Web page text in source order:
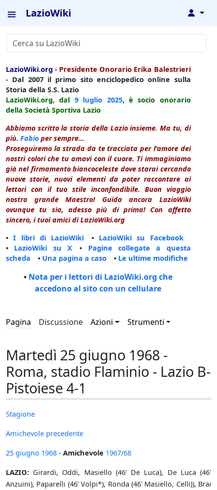
LazioWiki ↓
LazioWiki.org - Presidente Onorario Erika Balestrieri
- Dal 2007 il primo sito enciclopedico online sulla
Storia della S.S. Lazio
LazioWiki.org, dal 9 luglio 2025, è socio onorario
della Società Sportiva Lazio
Abbiamo scritto la storia della Lazio insieme. Ma tu, di
più. Fabio per sempre...
Proseguiremo la strada da te tracciata per l'amore dei
nostri colori che tu amavi con il cuore. Ti immaginiamo
già nel firmamento biancoceleste dove starai cercando
nuove storie, nuovi elementi da poter raccontare ai
lettori con il tuo stile inconfondibile. Buon viaggio
nostro grande Maestro! Guida ancora LazioWiki
ovunque tu sia, adesso più di prima! Con affetto
sincero, i tuoi amici di LazioWiki.org
•I libri di LazioWiki • LazioWiki su Facebook
• LazioWiki su X • Pagine collegate a questa
scheda • Una pagina a caso • Le ultime modifiche
• Nota per i lettori di LazioWiki.org che
accedono al sito con un cellulare
Pagina Discussione Azioni Strumenti
Martedì 25 giugno 1968 -
Roma, stadio Flaminio - Lazio B-
Pistoiese 4-1
Stagione
Amichevole precedente
25 giugno 1968 - Amichevole 1967/68
LAZIO: Girardi, Oddi, Masiello (46' De Luca), De Luca (46'
Anzuini), Paparelli (46' Volpi*), Ronda (46' Masiello, Celli)), Brai